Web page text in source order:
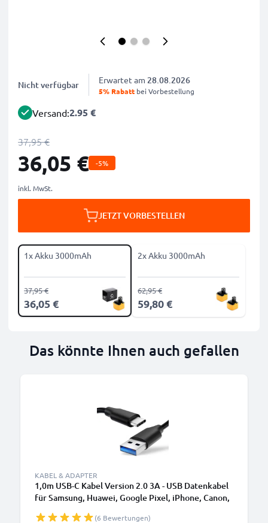
Nicht verfügbar Erwartet am 28.08.2026
5% Rabatt bei Vorbestellung
Versand:2.95 €
37,95 €
36,05 € -5%
inkl. MwSt.
JETZT VORBESTELLEN
1x Akku 3000mAh
36,05 €
37,95 €
2x Akku 3000mAh
59,80 €
62,95 €
Das könnte Ihnen auch gefallen
KABEL & ADAPTER
1,0m USB-C Kabel Version 2.0 3A - USB Datenkabel
für Samsung, Huawei, Google Pixel, iPhone, Canon,
(6 Bewertungen)